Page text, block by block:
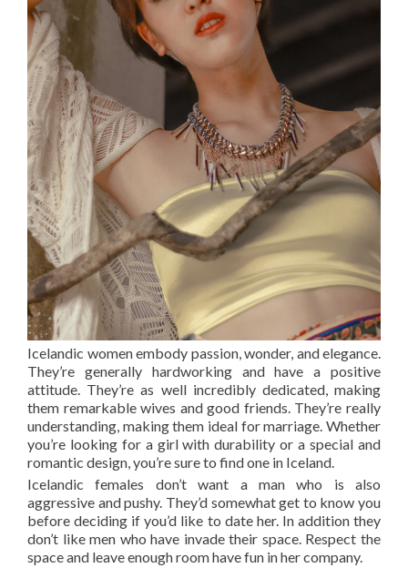
Icelandic women embody passion, wonder, and elegance.
They’re generally hardworking and have a positive
attitude. They’re as well incredibly dedicated, making
them remarkable wives and good friends. They’re really
understanding, making them ideal for marriage. Whether
you’re looking for a girl with durability or a special and
romantic design, you’re sure to find one in Iceland.
Icelandic females don’t want a man who is also
aggressive and pushy. They’d somewhat get to know you
before deciding if you’d like to date her. In addition they
don’t like men who have invade their space. Respect the
space and leave enough room have fun in her company.